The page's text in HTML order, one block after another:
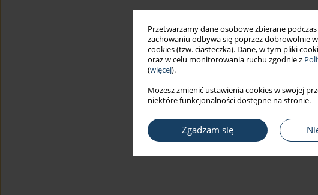
Przetwarzamy dane osobowe zbierane
zachowaniu odbywa się poprzez dobrowolnie
cookies (tzw. ciasteczka). Dane, w tym pliki
oraz w celu monitorowania ruchu zgodnie z
(więcej).
Możesz zmienić ustawienia cookies w swojej
niektóre funkcjonalności dostępne na stronie.
Zgadzam się